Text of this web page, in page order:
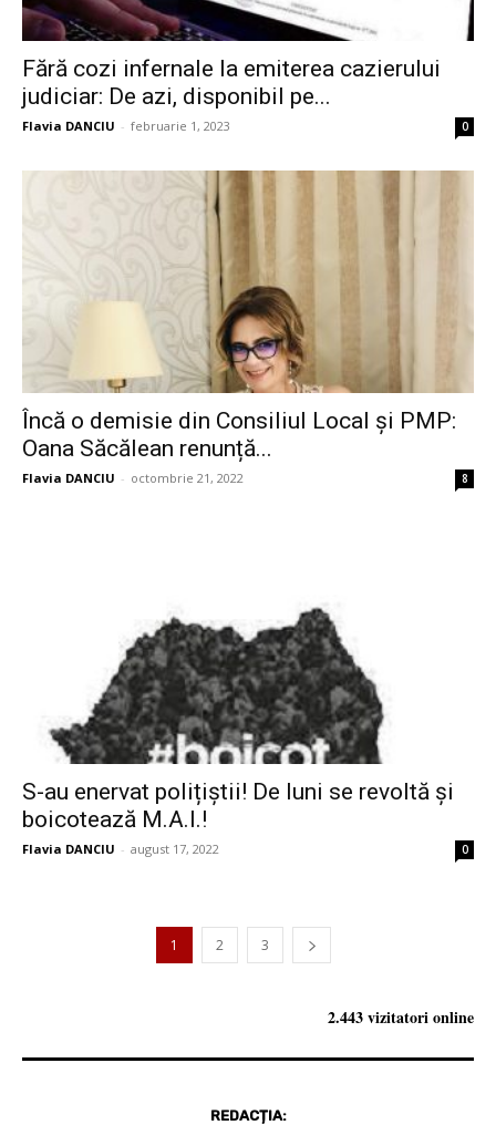
Fără cozi infernale la emiterea cazierului
judiciar: De azi, disponibil pe...
Flavia DANCIU - februarie 1, 2023 0
Încă o demisie din Consiliul Local și PMP:
Oana Săcălean renunță...
Flavia DANCIU - octombrie 21, 2022 8
S-au enervat polițiștii! De luni se revoltă și
boicotează M.A.I.!
Flavia DANCIU - august 17, 2022 0
1 2 3
2.443 vizitatori online
REDACȚIA: